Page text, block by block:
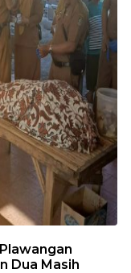
Dua Masih